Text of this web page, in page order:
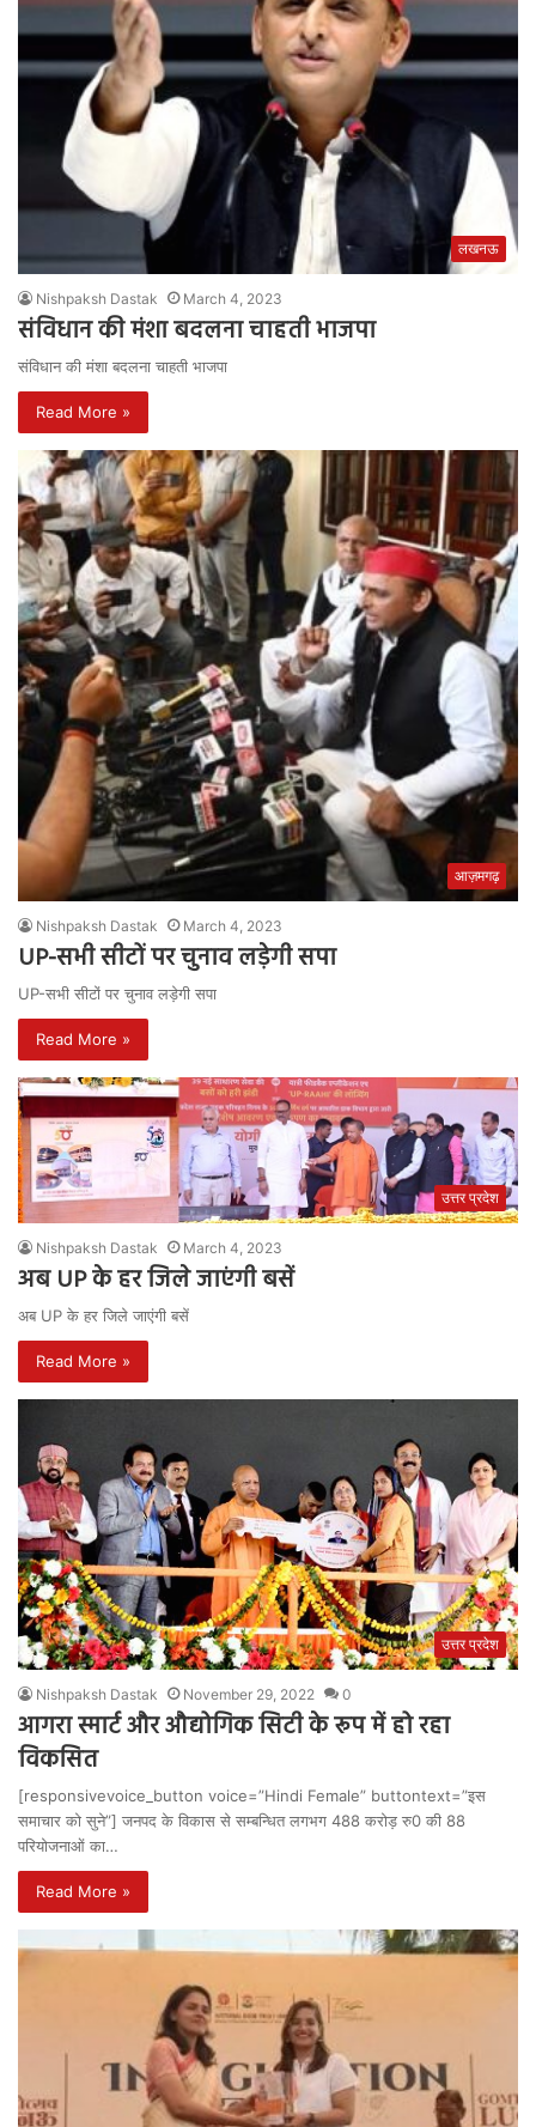
लखनऊ
Nishpaksh Dastak March 4, 2023
संविधान की मंशा बदलना चाहती भाजपा
संविधान की मंशा बदलना चाहती भाजपा
Read More »
आज़मगढ़
Nishpaksh Dastak March 4, 2023
UP-सभी सीटों पर चुनाव लड़ेगी सपा
UP-सभी सीटों पर चुनाव लड़ेगी सपा
Read More »
उत्तर प्रदेश
Nishpaksh Dastak March 4, 2023
अब UP के हर जिले जाएंगी बसें
अब UP के हर जिले जाएंगी बसें
Read More »
उत्तर प्रदेश
Nishpaksh Dastak November 29, 2022 0
आगरा स्मार्ट और औद्योगिक सिटी के रूप में हो रहा
विकसित
[responsivevoice_button voice=”Hindi Female” buttontext=”इस
समाचार को सुने”] जनपद के विकास से सम्बन्धित लगभग 488 करोड़ रु0 की 88
परियोजनाओं का…
Read More »